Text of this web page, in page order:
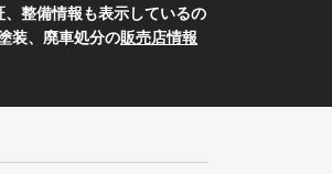
整備情報も表示しているの
装、廃車処分の販売店情報